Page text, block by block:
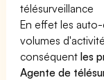
télésurveillance
En effet les
volumes
conséquentles
Agente de